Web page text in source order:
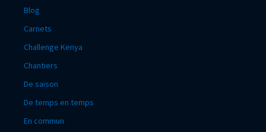
Blog
Carnets
Challenge Kenya
Chantiers
De saison
De temps en temps
En commun